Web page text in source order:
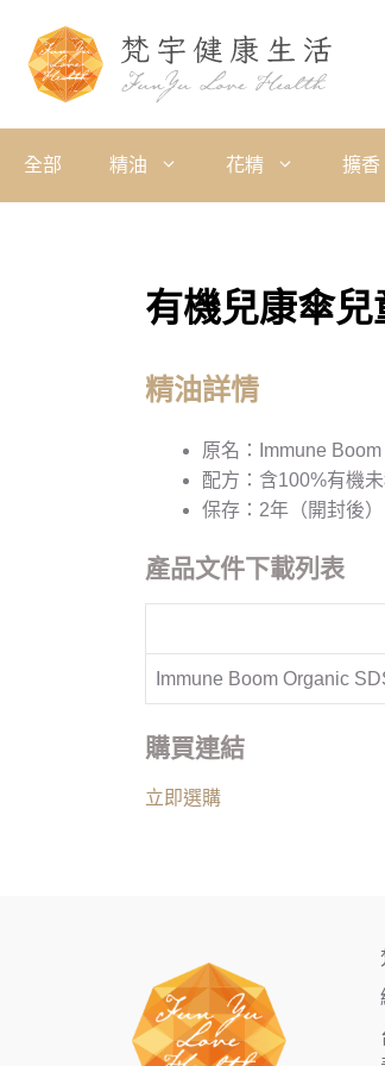
全部 精油 花精 擴香
有機兒康傘
精油詳情
原名：Immune
配方：含100%有機
保存：2年（開封後）
產品文件下載列表
Immune Boom Organic
購買連結
立即選購